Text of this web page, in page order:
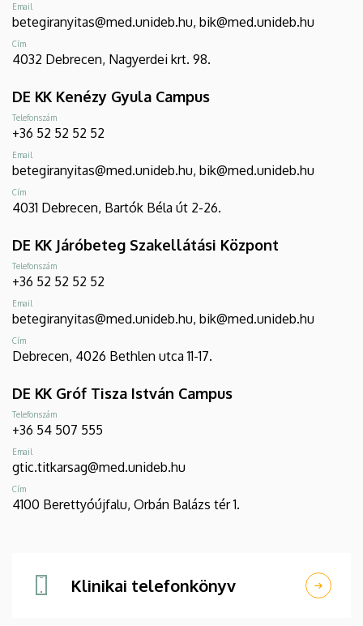
Email
betegiranyitas@med.unideb.hu, bik@med.unideb.hu
Cím
4032 Debrecen, Nagyerdei krt. 98.
DE KK Kenézy Gyula Campus
Telefonszám
+36 52 52 52 52
Email
betegiranyitas@med.unideb.hu, bik@med.unideb.hu
Cím
4031 Debrecen, Bartók Béla út 2-26.
DE KK Járóbeteg Szakellátási Központ
Telefonszám
+36 52 52 52 52
Email
betegiranyitas@med.unideb.hu, bik@med.unideb.hu
Cím
Debrecen, 4026 Bethlen utca 11-17.
DE KK Gróf Tisza István Campus
Telefonszám
+36 54 507 555
Email
gtic.titkarsag@med.unideb.hu
Cím
4100 Berettyóújfalu, Orbán Balázs tér 1.
Klinikai telefonkönyv